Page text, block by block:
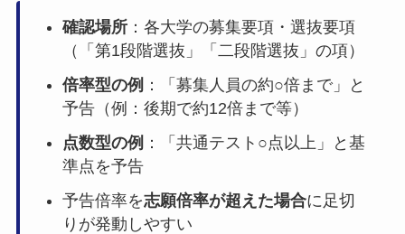
確認場所：各大学の募集要項・選抜要項
（「第1段階選抜」「二段階選抜」の項）
倍率型の例 ：「募集人員の約○倍まで」と
予告（例：後期で約12倍まで等）
点数型の例 ：「共通テスト○点以上」と基
準点を予告
予告倍率を志願倍率が超えた場合に足切
りが発動しやすい